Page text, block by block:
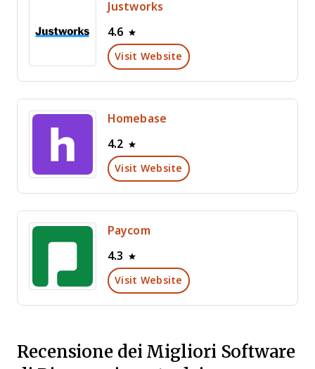
Justworks
4.6
Visit Website
Homebase
4.2
Visit Website
Paycom
4.3
Visit Website
Recensione dei Migliori Software